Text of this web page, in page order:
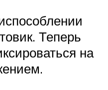
Теперь
на